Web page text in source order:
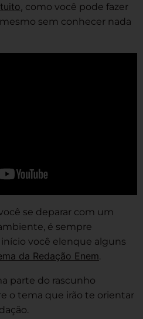
como você pode fazer
sem conhecer nada
se deparar com um
é sempre
você elenque alguns
da Redação Enem.
parte do rascunho
o tema que irão te orientar